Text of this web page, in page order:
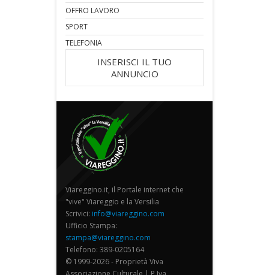
OFFRO LAVORO
SPORT
TELEFONIA
INSERISCI IL TUO
ANNUNCIO
Viareggino.it, il Portale internet che
"vive" Viareggio e la Versilia
Scrivici: info@viareggino.com
Ufficio Stampa:
stampa@viareggino.com
Telefono: 389-0205164
© 1999-2026 - Proprietà Viva